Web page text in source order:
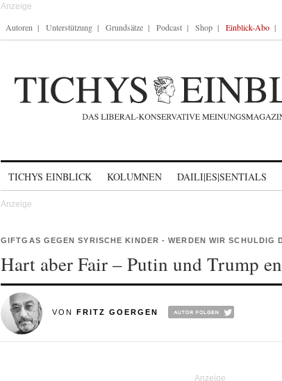
Autoren Unterstützung Grundsätze Podcast Shop Einblick-Abo
TICHYS EINBLICK KOLUMNEN DAILI|ES|SENTIALS
GIFTGAS GEGEN SYRISCHE KINDER - WERDEN WIR SCHULDIG
Hart aber Fair – Putin und Trump
VON FRITZ GOERGEN